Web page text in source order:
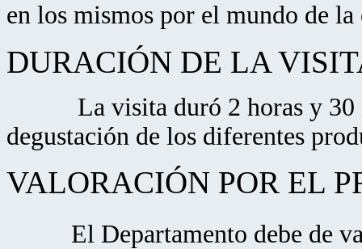
en los mismos por el mundo de la
DURACIÓN DE LA
La visita duró 2 horas y 30
degustación de los diferentes
VALORACIÓN POR EL
El Departamento debe de